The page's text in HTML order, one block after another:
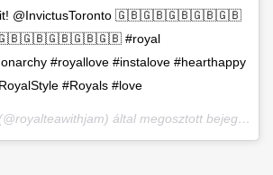
it! @InvictusToronto 🇬🇧🇬🇧🇬🇧🇬🇧🇬🇧
#royal
#royallove #instalove #hearthappy
#Royals #love
RoyalTeaWithJam (@royalteawithjam) által megosztott bejegyzés,